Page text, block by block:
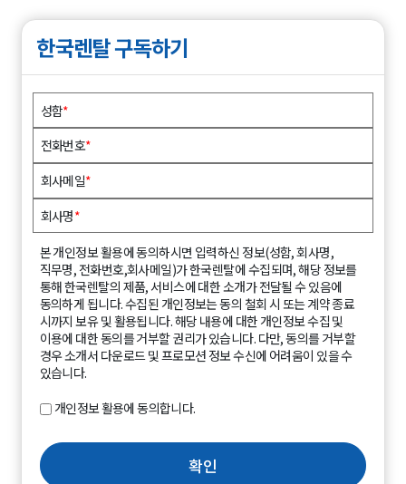
한국렌탈 구독하기
성함*
전화번호*
회사메일*
회사명*
본 개인정보 활용에 동의하시면 입력하신 정보(성함, 회사명,
직무명, 전화번호,회사메일)가 한국렌탈에 수집되며, 해당 정보를
통해 한국렌탈의 제품, 서비스에 대한 소개가 전달될 수 있음에
동의하게 됩니다. 수집된 개인정보는 동의 철회 시 또는 계약 종료
시까지 보유 및 활용됩니다. 해당 내용에 대한 개인정보 수집 및
이용에 대한 동의를 거부할 권리가 있습니다. 다만, 동의를 거부할
경우 소개서 다운로드 및 프로모션 정보 수신에 어려움이 있을 수
있습니다.
개인정보 활용에 동의합니다.
확인